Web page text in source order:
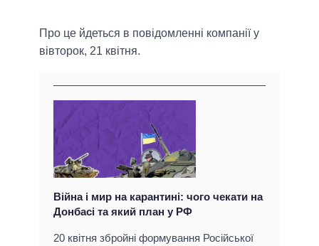
Про це йдеться в повідомленні компанії у
вівторок, 21 квітня.
Війна і мир на карантині: чого чекати на
Донбасі та який план у РФ
20 квітня збройні формування Російської